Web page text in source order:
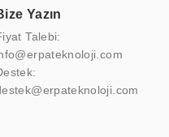
uzman kadroları,
Yazın
Talebi: